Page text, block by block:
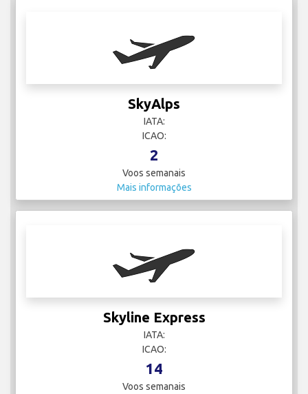
SkyAlps
IATA:
ICAO:
2
Voos semanais
Mais informações
Skyline Express
IATA:
ICAO:
14
Voos semanais